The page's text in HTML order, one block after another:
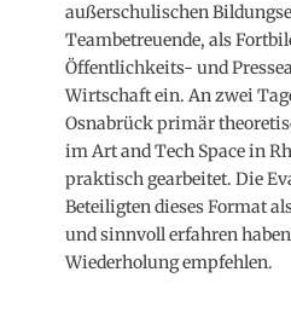
außerschulischen
Teambetreuende, als
Öffentlichkeits- und
Wirtschaft ein. An zwei
Osnabrück primär
im Art and Tech Space in
praktisch gearbeitet. Die
Beteiligten dieses Format
und sinnvoll erfahren
Wiederholung empfehlen.